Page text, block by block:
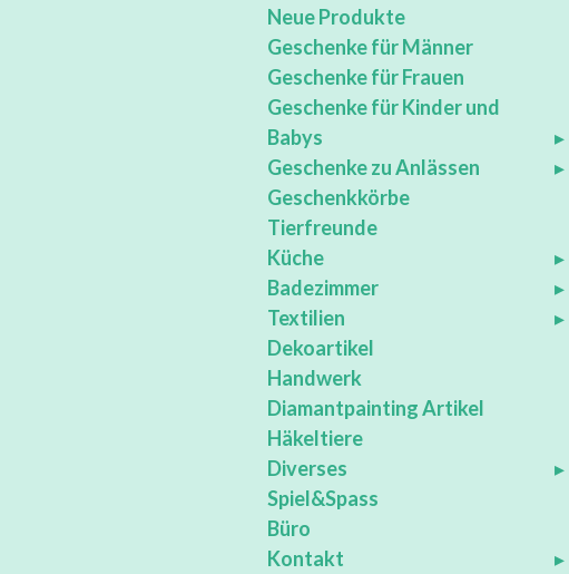
Neue Produkte
Geschenke für Männer
Geschenke für Frauen
Geschenke für Kinder und
Babys
Geschenke zu Anlässen
Geschenkkörbe
Tierfreunde
Küche
Badezimmer
Textilien
Dekoartikel
Handwerk
Diamantpainting Artikel
Häkeltiere
Diverses
Spiel&Spass
Büro
Kontakt